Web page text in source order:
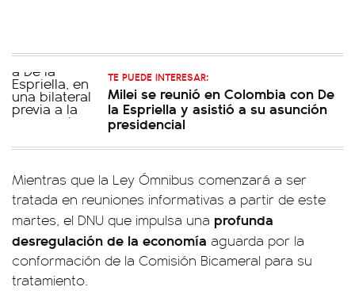
TE PUEDE INTERESAR:
Milei se reunió en Colombia con De
la Espriella y asistió a su asunción
presidencial
Mientras que la Ley Ómnibus comenzará a ser
tratada en reuniones informativas a partir de este
martes, el DNU que impulsa una profunda
desregulación de la economía aguarda por la
conformación de la Comisión Bicameral para su
tratamiento.